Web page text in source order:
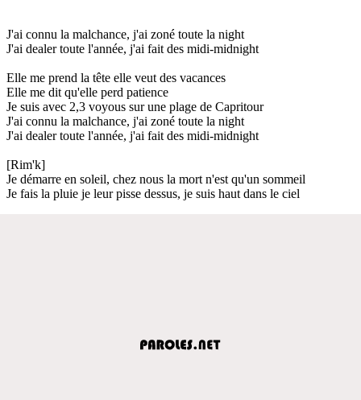
J'ai connu la malchance, j'ai zoné toute la night
J'ai dealer toute l'année, j'ai fait des midi-midnight
Elle me prend la tête elle veut des vacances
Elle me dit qu'elle perd patience
Je suis avec 2,3 voyous sur une plage de Capritour
J'ai connu la malchance, j'ai zoné toute la night
J'ai dealer toute l'année, j'ai fait des midi-midnight
[Rim'k]
Je démarre en soleil, chez nous la mort n'est qu'un sommeil
Je fais la pluie je leur pisse dessus, je suis haut dans le ciel